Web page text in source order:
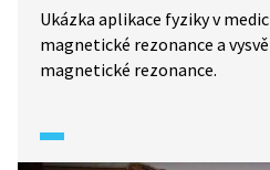
Ukázka aplikace fyziky v
magnetické rezonance a
magnetické rezonance.